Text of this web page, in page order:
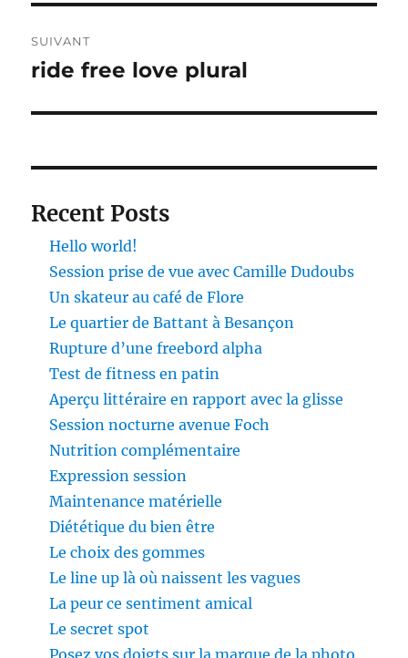
SUIVANT
Publication
ride free love plural
Recent Posts
Hello world!
Session prise de vue avec Camille Dudoubs
Un skateur au café de Flore
Le quartier de Battant à Besançon
Rupture d’une freebord alpha
Test de fitness en patin
Aperçu littéraire en rapport avec la glisse
Session nocturne avenue Foch
Nutrition complémentaire
Expression session
Maintenance matérielle
Diététique du bien être
Le choix des gommes
Le line up là où naissent les vagues
La peur ce sentiment amical
Le secret spot